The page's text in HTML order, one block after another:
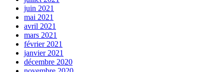
juin 2021
mai 2021
avril 2021
mars 2021
février 2021
janvier 2021
décembre 2020